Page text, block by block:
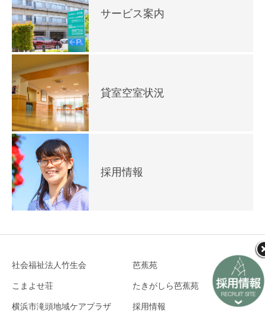
サービス案内
貸室空室状況
採用情報
社会福祉法人竹生会 芭蕉苑
こまよせ荘 たきがしら芭蕉苑
横浜市滝頭地域ケアプラザ 採用情報